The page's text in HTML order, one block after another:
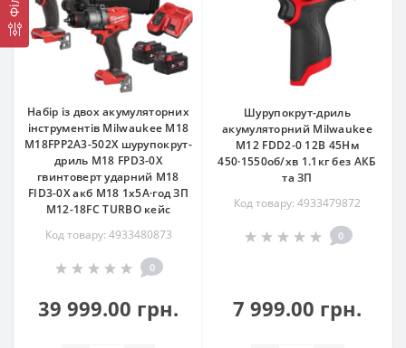
Набір із двох акумуляторних
інструментів Milwaukee M18
M18FPP2A3-502X шурупокрут-
дриль M18 FPD3-0X
гвинтоверт ударний M18
FID3-0X акб М18 1х5А·год ЗП
M12-18FC TURBO кейс
Код товару: 4933480873
0
39 999.00 грн.
Шурупокрут-дриль
акумуляторний Milwaukee
M12 FDD2-0 12В 45Нм
450·1550об/хв 1.1кг без АКБ
та ЗП
Код товару: 4933479872
0
7 999.00 грн.